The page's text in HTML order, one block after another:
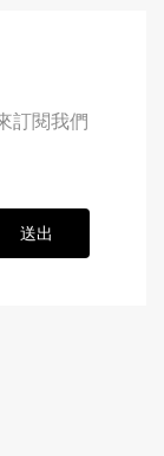
訂閱我們
送出